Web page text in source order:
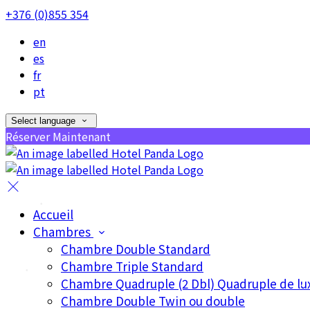
+376 (0)855 354
en
es
fr
pt
Select language
Réserver Maintenant
Accueil
Chambres
Chambre Double Standard
Chambre Triple Standard
Chambre Quadruple (2 Dbl) Quadruple de
Chambre Double Twin ou double